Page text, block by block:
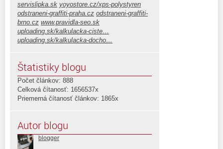
servislipka.sk yoyostore.cz/xps-polystyren
odstraneni-graffiti-praha.cz odstraneni-graffiti-
brno.cz www.pravidla-seo.sk
uploading.sk/kalkulacka-ciste…
uploading.sk/kalkulacka-docho…
Štatistiky blogu
Počet článkov: 888
Celková čítanosť: 1656537x
Priemerná čítanosť článkov: 1865x
Autor blogu
blogger